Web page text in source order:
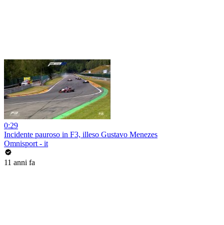
0:29
Incidente pauroso in F3, illeso Gustavo Menezes
Omnisport - it
11 anni fa